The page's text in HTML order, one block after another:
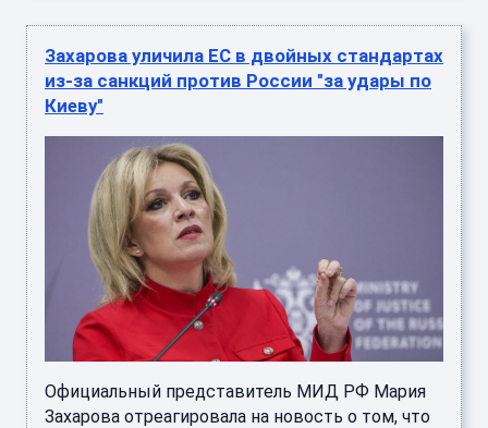
Захарова уличила ЕС в двойных стандартах
из-за санкций против России "за удары по
Киеву"
Официальный представитель МИД РФ Мария
Захарова отреагировала на новость о том, что